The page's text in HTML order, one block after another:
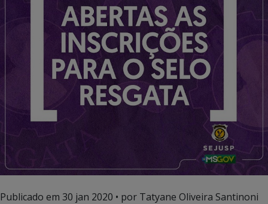
Publicado em 30 jan 2020 • por Tatyane Oliveira Santinoni